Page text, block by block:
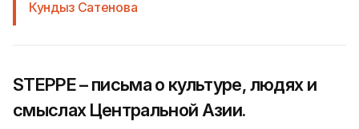
Кундыз Сатенова
STEPPE – письма о культуре, людях и
смыслах Центральной Азии.